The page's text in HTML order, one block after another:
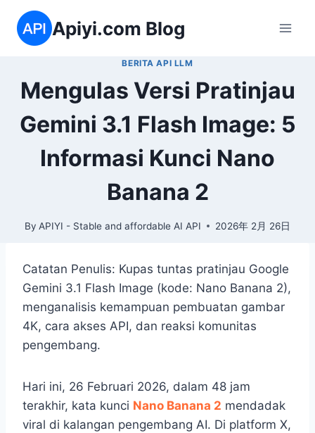
content
Apiyi.com Blog
BERITA API LLM
Mengulas Versi Pratinjau
Gemini 3.1 Flash Image: 5
Informasi Kunci Nano
Banana 2
By APIYI - Stable and affordable AI API 2026年 2月 26日
Catatan Penulis: Kupas tuntas pratinjau Google
Gemini 3.1 Flash Image (kode: Nano Banana 2),
menganalisis kemampuan pembuatan gambar
4K, cara akses API, dan reaksi komunitas
pengembang.
Hari ini, 26 Februari 2026, dalam 48 jam
terakhir, kata kunci Nano Banana 2 mendadak
viral di kalangan pengembang AI. Di platform X,